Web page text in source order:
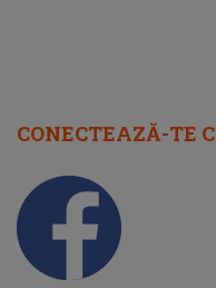
CONECTEAZĂ-TE